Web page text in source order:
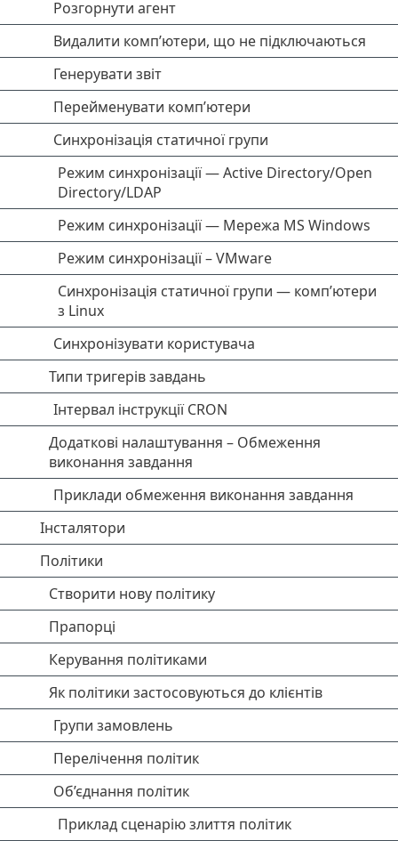
Розгорнути агент
Видалити комп’ютери, що не підключаються
Генерувати звіт
Перейменувати комп’ютери
Синхронізація статичної групи
Режим синхронізації — Active Directory/Open
Directory/LDAP
Режим синхронізації — Мережа MS Windows
Режим синхронізації – VMware
Синхронізація статичної групи — комп’ютери
з Linux
Синхронізувати користувача
Типи тригерів завдань
Інтервал інструкції CRON
Додаткові налаштування – Обмеження
виконання завдання
Приклади обмеження виконання завдання
Інсталятори
Політики
Створити нову політику
Прапорці
Керування політиками
Як політики застосовуються до клієнтів
Групи замовлень
Перелічення політик
Об’єднання політик
Приклад сценарію злиття політик